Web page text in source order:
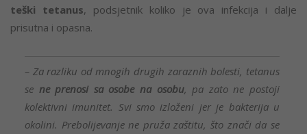
teški tetanus, podsjetnik koliko je ova infekcija i dalje
prisutna i opasna.
– Za razliku od mnogih drugih zaraznih bolesti, tetanus
se ne prenosi sa osobe na osobu, pa zato ne postoji
kolektivni imunitet. Svi smo izloženi jer je bakterija u
okolini. Prebolijevanje ne pruža zaštitu, što znači da se